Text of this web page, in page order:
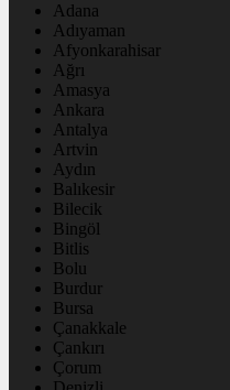
Adana
Adıyaman
Afyonkarahisar
Ağrı
Amasya
Ankara
Antalya
Artvin
Aydın
Balıkesir
Bilecik
Bingöl
Bitlis
Bolu
Burdur
Bursa
Çanakkale
Çankırı
Çorum